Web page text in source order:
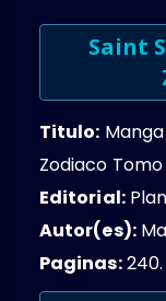
Saint
Titulo:
Zodiaco Tomo
Editorial:
Autor(es):
Paginas:240.